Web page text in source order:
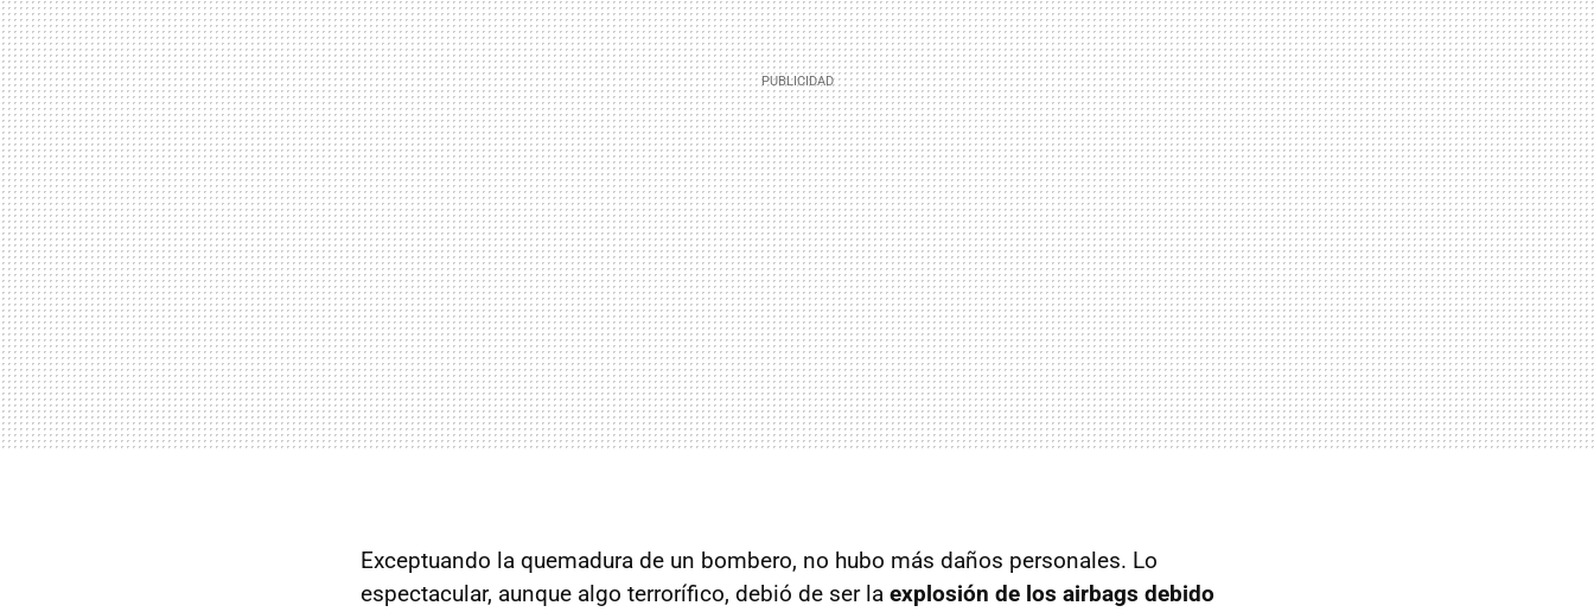
Exceptuando la quemadura de un bombero, no hubo más daños personales. Lo
espectacular, aunque algo terrorífico, debió de ser la explosión de los airbags debido